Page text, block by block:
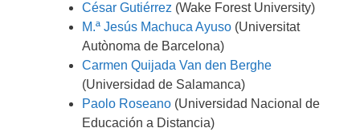
César Gutiérrez (Wake Forest University)
M.ª Jesús Machuca Ayuso (Universitat
Autònoma de Barcelona)
Carmen Quijada Van den Berghe
(Universidad de Salamanca)
Paolo Roseano (Universidad Nacional de
Educación a Distancia)